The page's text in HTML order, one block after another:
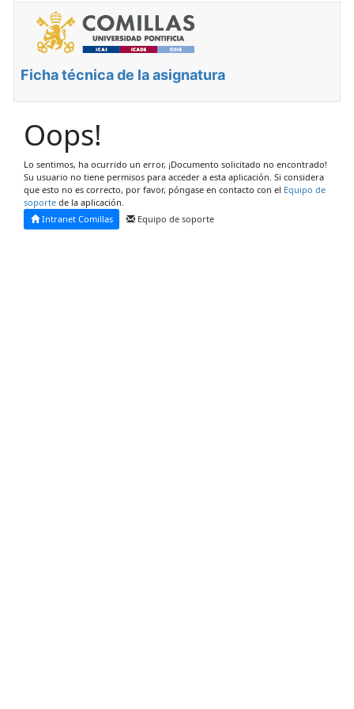
Ficha técnica de la asignatura
Oops!
Lo sentimos, ha ocurrido un error, ¡Documento solicitado no encontrado!
Su usuario no tiene permisos para acceder a esta aplicación. Si considera
que esto no es correcto, por favor, póngase en contacto con el Equipo de
soporte de la aplicación.
Intranet Comillas
Equipo de soporte